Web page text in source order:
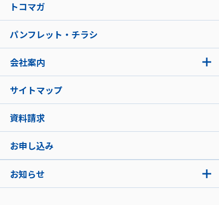
お知らせ
トコマガ
パンフレット・チラシ
会社案内
サイトマップ
資料請求
お申し込み